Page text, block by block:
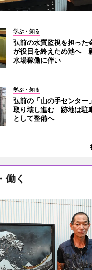
学ぶ・知る
弘前の水質監視を担った
が役目を終えため池へ
水場稼働に伴い
学ぶ・知る
弘前の「山の手センター
取り壊し進む 跡地は駐
として整備へ
働く